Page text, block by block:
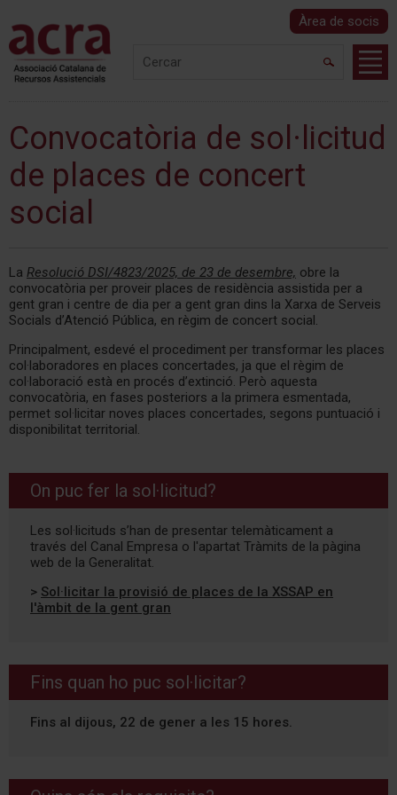
Àrea de socis
Convocatòria de sol·licitud
de places de concert
social
La Resolució DSI/4823/2025, de 23 de desembre, obre la
convocatòria per proveir places de residència assistida per a
gent gran i centre de dia per a gent gran dins la Xarxa de Serveis
Socials d’Atenció Pública, en règim de concert social.
Principalment, esdevé el procediment per transformar les places
col·laboradores en places concertades, ja que el règim de
col·laboració està en procés d’extinció. Però aquesta
convocatòria, en fases posteriors a la primera esmentada,
permet sol·licitar noves places concertades, segons puntuació i
disponibilitat territorial.
On puc fer la sol·licitud?
Les sol·licituds s’han de presentar telemàticament a
través del Canal Empresa o l'apartat Tràmits de la pàgina
web de la Generalitat.
> Sol·licitar la provisió de places de la XSSAP en
l'àmbit de la gent gran
Fins quan ho puc sol·licitar?
Fins al dijous, 22 de gener a les 15 hores.